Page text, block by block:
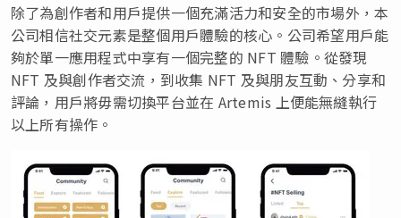
除了為創作者和用戶提供一個充滿活力和安全的市場外，本
公司相信社交元素是整個用戶體驗的核心。公司希望用戶能
夠於單一應用程式中享有一個完整的 NFT 體驗。從發現
NFT 及與創作者交流，到收集 NFT 及與朋友互動、分享和
評論，用戶將毋需切換平台並在 Artemis 上便能無縫執行
以上所有操作。